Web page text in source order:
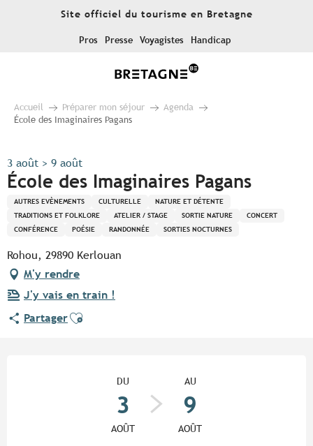
Site officiel du tourisme en Bretagne
Pros Presse Voyagistes Handicap
Accueil Préparer mon séjour
Agenda
École des Imaginaires Pagans
3 août > 9 août
École des Imaginaires Pagans
AUTRES EVÈNEMENTS CULTURELLE
NATURE ET DÉTENTE
TRADITIONS ET FOLKLORE
ATELIER / STAGE SORTIE NATURE
CONCERT
CONFÉRENCE
POÉSIE RANDONNÉE SORTIES NOCTURNES
Rohou, 29890 Kerlouan
M'y rendre
J'y vais en train !
PartagerAjouter aux favoris
DU
3
AOÛT
AU
9
AOÛT